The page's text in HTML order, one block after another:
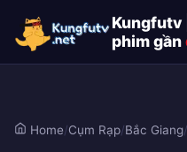
Kungfutv
phim gần
Home/Cụm Rạp/Bắc Giang/